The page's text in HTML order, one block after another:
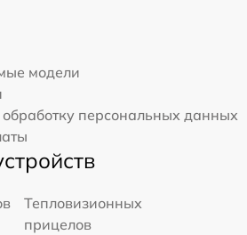
модели
обработку персональных данных
Тепловизионных
прицелов